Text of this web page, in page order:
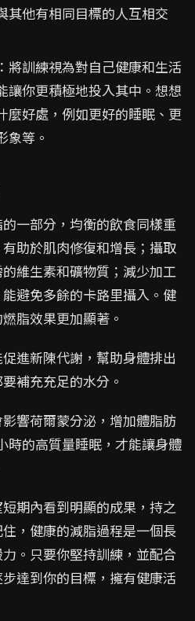
其他有相同目標的人互相交
：將訓練視為對自己健康和生活
讓你更積極地投入其中。想想
麼好處，例如更好的睡眠、更
象等。
的一部分，均衡的飲食同樣重
助於肌肉修復和增長；攝取
維生素和礦物質；減少加工
避免多餘的卡路里攝入。健
脂效果更加顯著。
促進新陳代謝，幫助身體排出
補充充足的水分。
影響荷爾蒙分泌，增加體脂肪
時的高質量睡眠，才能讓身體
短期內看到明顯的成果，持之
，健康的減脂過程是一個長
。只要你堅持訓練，並配合
達到你的目標，擁有健康活